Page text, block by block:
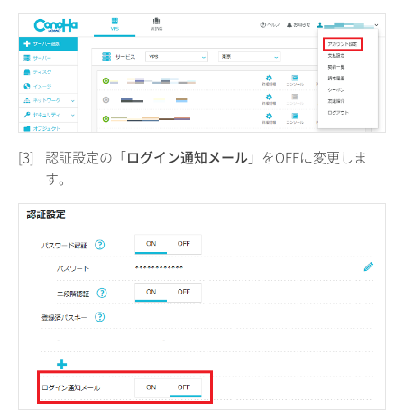
[3] 認証設定の「ログイン通知メール」をOFFに変更しま
す。